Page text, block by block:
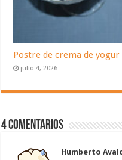
Postre de crema de
julio 4, 2026
4 Comentarios
Humberto